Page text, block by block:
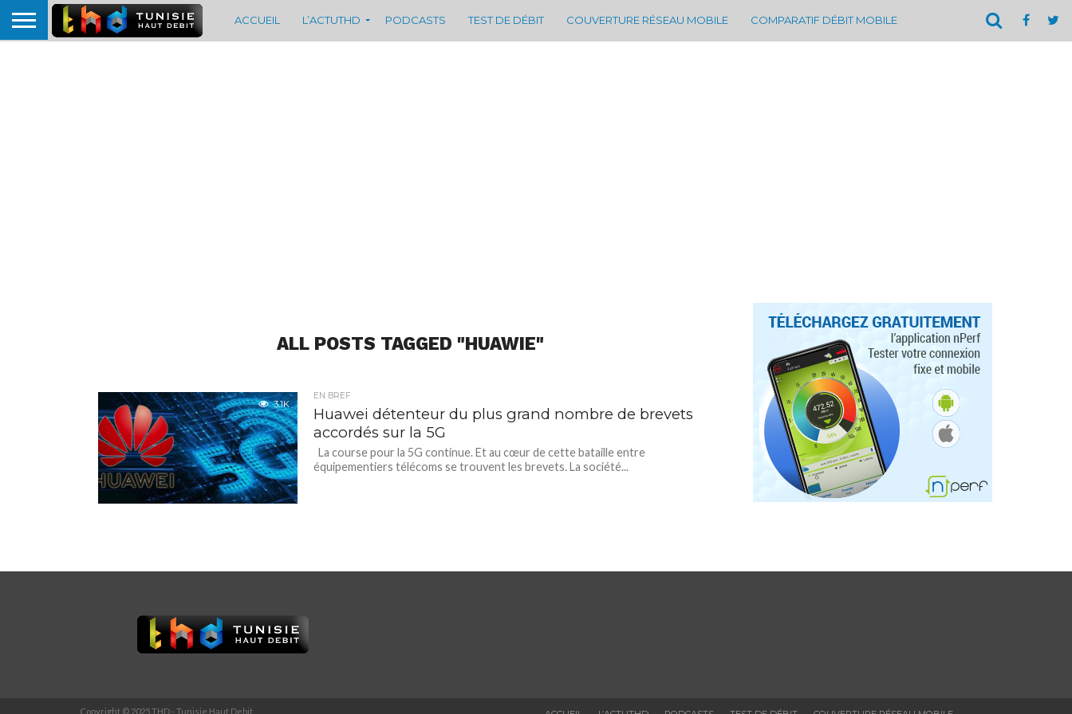
ACCUEIL L’ACTUTHD PODCASTS TEST DE DÉBIT COUVERTURE RÉSEAU MOBILE COMPARATIF DÉBIT MOBILE
ALL POSTS TAGGED "HUAWIE"
3.1K
EN BREF
Huawei détenteur du plus grand nombre de brevets
accordés sur la 5G
La course pour la 5G continue. Et au cœur de cette bataille entre
équipementiers télécoms se trouvent les brevets. La société...
Copyright © 2025 THD - Tunisie Haut Debit.